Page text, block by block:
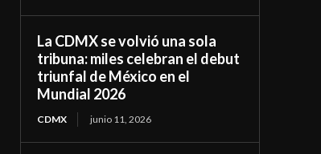
La CDMX se volvió una sola
tribuna: miles celebran el debut
triunfal de México en el
Mundial 2026
CDMX junio 11, 2026